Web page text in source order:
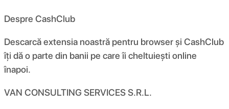
Despre CashClub
Descarcă extensia noastră pentru browser și CashClub
îți dă o parte din banii pe care îi cheltuiești online
înapoi.
VAN CONSULTING SERVICES S.R.L.